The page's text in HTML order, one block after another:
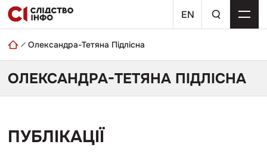
Skip
to
content
EN
пошуковий
запит
Олександра-Тетяна Підлісна
ОЛЕКСАНДРА-ТЕТЯНА ПІДЛІСНА
ПУБЛІКАЦІЇ